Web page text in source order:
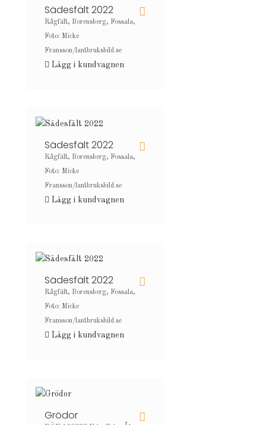
Sädesfält 2022
Rågfält, Borensberg, Fossala,
Foto: Micke
Fransson/lantbruksbild.se
Lägg i kundvagnen
Sädesfält 2022
Rågfält, Borensberg, Fossala,
Foto: Micke
Fransson/lantbruksbild.se
Lägg i kundvagnen
Sädesfält 2022
Rågfält, Borensberg, Fossala,
Foto: Micke
Fransson/lantbruksbild.se
Lägg i kundvagnen
Grödor